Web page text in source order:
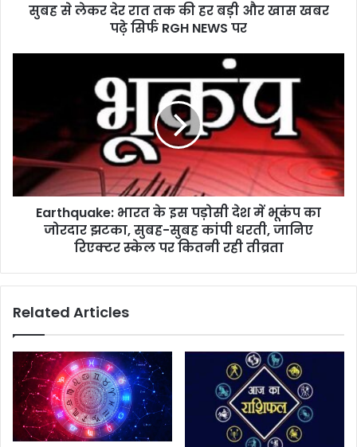
सुबह से लेकर देर रात तक की हर बड़ी और खास खबर
पढ़े सिर्फ RGH NEWS पर
पड़ोसी
में
भूकंप
का
जोरदार
कांपी
जानिए
कितनी
रही
तीव्रता
Earthquake: भारत के इस पड़ोसी देश में भूकंप का
जोरदार झटका, सुबह-सुबह कांपी धरती, जानिए
रिएक्टर स्केल पर कितनी रही तीव्रता
Related Articles